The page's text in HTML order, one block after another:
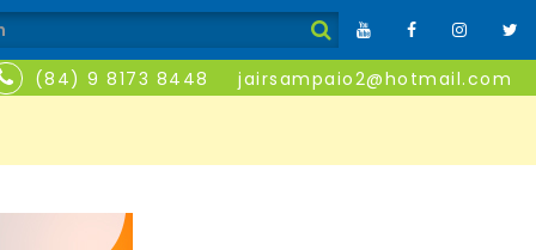
(84) 9 8173 8448 jairsampaio2@hotmail.com